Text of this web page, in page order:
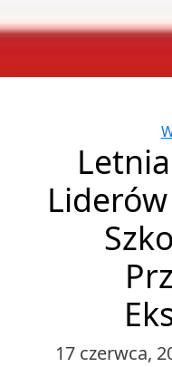
17 czerwca,